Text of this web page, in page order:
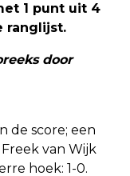
1 punt uit 4
ranglijst.
door
de score; een
van Wijk
hoek: 1-0.